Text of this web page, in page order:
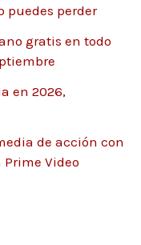
puedes perder
gratis en todo
en 2026,
de acción con
Prime Video